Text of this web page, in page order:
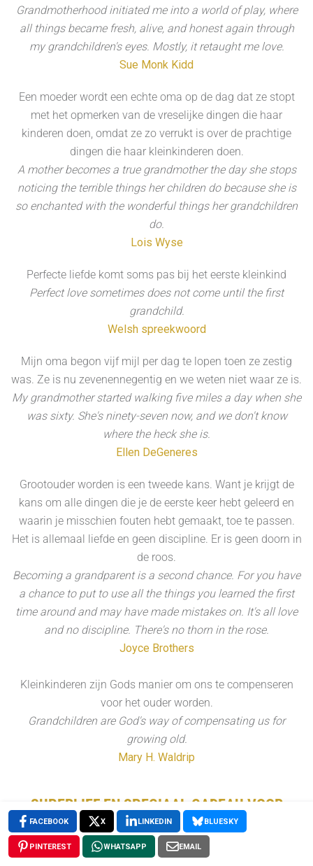
Grandmotherhood initiated me into a world of play, where
all things became fresh, alive, and honest again through
my grandchildren's eyes. Mostly, it retaught me love.
Sue Monk Kidd
Een moeder wordt een echte oma op de dag dat ze stopt
met het opmerken van de vreselijke dingen die haar
kinderen doen, omdat ze zo verrukt is over de prachtige
dingen die haar kleinkinderen doen.
A mother becomes a true grandmother the day she stops
noticing the terrible things her children do because she is
so enchanted with the wonderful things her grandchildren
do.
Lois Wyse
Perfecte liefde komt soms pas bij het eerste kleinkind
Perfect love sometimes does not come until the first
grandchild.
Welsh spreekwoord
Mijn oma begon vijf mijl per dag te lopen toen ze zestig
was. Ze is nu zevenennegentig en we weten niet waar ze is.
My grandmother started walking five miles a day when she
was sixty. She's ninety-seven now, and we don't know
where the heck she is.
Ellen DeGeneres
Grootouder worden is een tweede kans. Want je krijgt de
kans om alle dingen die je de eerste keer hebt geleerd en
waarin je misschien fouten hebt gemaakt, toe te passen.
Het is allemaal liefde en geen discipline. Er is geen doorn in
de roos.
Becoming a grandparent is a second chance. For you have
a chance to put to use all the things you learned the first
time around and may have made mistakes on. It's all love
and no discipline. There's no thorn in the rose.
Joyce Brothers
Kleinkinderen zijn Gods manier om ons te compenseren
voor het ouder worden.
Grandchildren are God's way of compensating us for
growing old.
Mary H. Waldrip
SUPERLIEF EN SPECIAAL CADEAU VOOR
OMA’S EN OPA’S
Heb jij de allerliefste oma en opa van de wereld en wil je ze
FACEBOOK X LINKEDIN BLUESKY
PINTEREST WHATSAPP EMAIL